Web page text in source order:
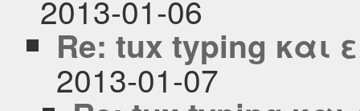
2013-01-06
Re: tux typing και
2013-01-07